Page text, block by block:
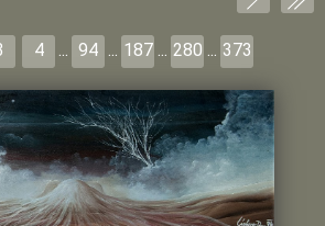
4 ... 94 ... 187 ... 280 ... 373